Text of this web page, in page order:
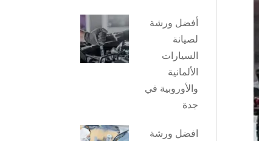
أفضل ورشة
لصيانة
السيارات
الألمانية
والأوروبية في
جدة
افضل ورشة